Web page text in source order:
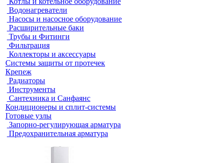
Водонагреватели
Насосы и насосное оборудование
Расширительные баки
Трубы и Фитинги
Фильтрация
Коллекторы и аксессуары
Системы защиты от протечек
Крепеж
Радиаторы
Инструменты
Сантехника и Санфаянс
Кондиционеры и сплит-системы
Готовые узлы
Запорно-регулирующая арматура
Предохранительная арматура